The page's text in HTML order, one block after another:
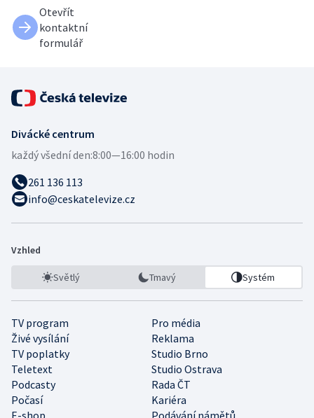
Otevřít
kontaktní
formulář
Divácké centrum
každý všední den:8:00—16:00 hodin
261 136 113
info@ceskatelevize.cz
Vzhled
Světlý Tmavý Systém
TV program
Pro média
Živé vysílání
Reklama
TV poplatky
Studio Brno
Teletext
Studio Ostrava
Podcasty
Rada ČT
Počasí
Kariéra
E-shop
Podávání námětů